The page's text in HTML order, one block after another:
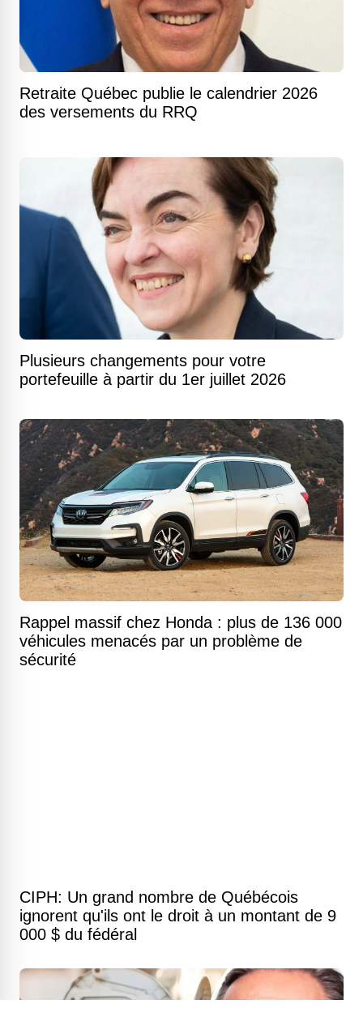
Retraite Québec publie le calendrier 2026
des versements du RRQ
Plusieurs changements pour votre
portefeuille à partir du 1er juillet 2026
Rappel massif chez Honda : plus de 136 000
véhicules menacés par un problème de
sécurité
CIPH: Un grand nombre de Québécois
ignorent qu'ils ont le droit à un montant de 9
000 $ du fédéral